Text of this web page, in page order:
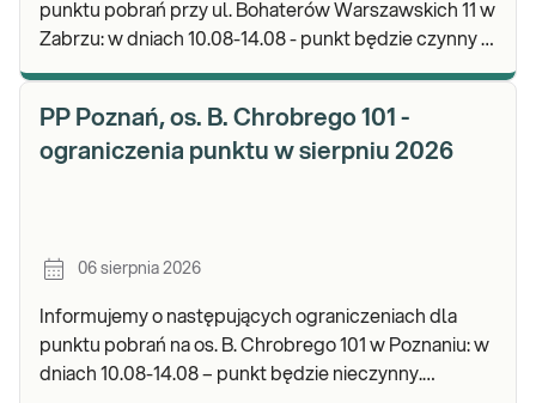
punktu pobrań przy ul. Bohaterów Warszawskich 11 w
Zabrzu: w dniach 10.08-14.08 - punkt będzie czynny w
PP Poznań, os. B. Chrobrego 101 -
ograniczenia punktu w sierpniu 2026
06 sierpnia 2026
Informujemy o następujących ograniczeniach dla
punktu pobrań na os. B. Chrobrego 101 w Poznaniu: w
dniach 10.08-14.08 – punkt będzie nieczynny.